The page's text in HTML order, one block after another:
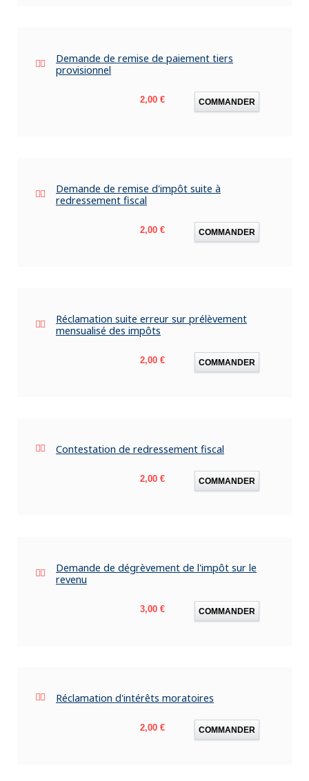
Demande de remise de paiement tiers
provisionnel
Prix
2,00 € COMMANDER
Demande de remise d'impôt suite à
redressement fiscal
Prix
2,00 € COMMANDER
Réclamation suite erreur sur prélèvement
mensualisé des impôts
Prix
2,00 € COMMANDER
Contestation de redressement fiscal
Prix
2,00 € COMMANDER
Demande de dégrèvement de l'impôt sur le
revenu
Prix
3,00 € COMMANDER
Réclamation d'intérêts moratoires
Prix
2,00 € COMMANDER